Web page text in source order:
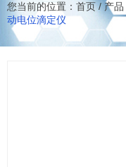
您当前的位置：首页/ 产品
动电位滴定仪